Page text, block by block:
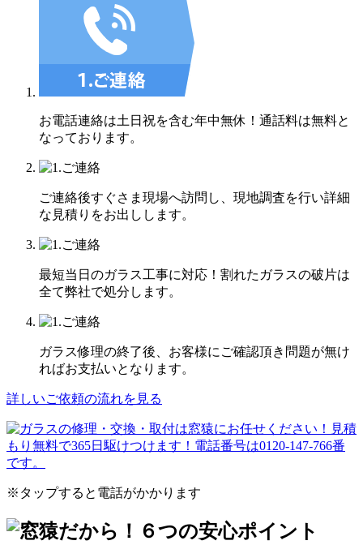
お電話連絡は土日祝を含む年中無休！通話料は無料と
なっております。
ご連絡後すぐさま現場へ訪問し、現地調査を行い詳細
な見積りをお出しします。
最短当日のガラス工事に対応！割れたガラスの破片は
全て弊社で処分します。
ガラス修理の終了後、お客様にご確認頂き問題が無け
ればお支払いとなります。
詳しいご依頼の流れを見る
※タップすると電話がかかります